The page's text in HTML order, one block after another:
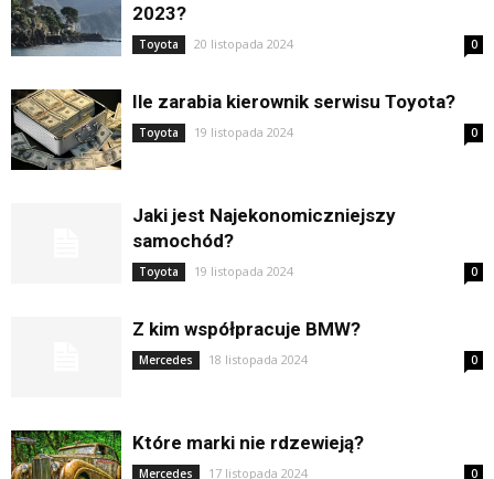
2023?
Toyota 20 listopada 2024 0
Ile zarabia kierownik serwisu Toyota?
Toyota 19 listopada 2024 0
Jaki jest Najekonomiczniejszy
samochód?
Toyota 19 listopada 2024 0
Z kim współpracuje BMW?
Mercedes 18 listopada 2024 0
Które marki nie rdzewieją?
Mercedes 17 listopada 2024 0